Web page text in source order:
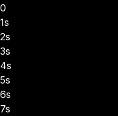
0
1s
2s
3s
4s
5s
6s
7s